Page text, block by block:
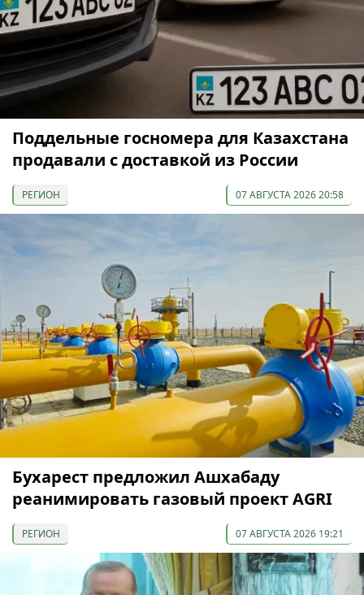
Поддельные госномера для Казахстана
продавали с доставкой из России
РЕГИОН 07 АВГУСТА 2026 20:58
Бухарест предложил Ашхабаду
реанимировать газовый проект AGRI
РЕГИОН 07 АВГУСТА 2026 19:21